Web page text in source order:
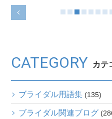
CATEGORY カテ
ブライダル用語集 (135)
ブライダル関連ブログ